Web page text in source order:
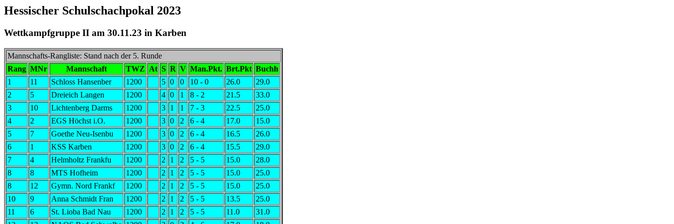
Hessischer Schulschachpokal 2023
Wettkampfgruppe II am 30.11.23 in Karben
Mannschafts-Rangliste: Stand nach der 5. Runde
Rang MNr Mannschaft TWZ At S R V Man.Pkt. Brt.Pkt Buchh
1
11 Schloss Hansenber 1200 5 0 0 10 - 0 26.0
29.0
2
5 Dreieich Langen 1200 4 0 1 8 - 2 21.5
33.0
3
10 Lichtenberg Darms 1200 3 1 1 7 - 3 22.5
25.0
4
2 EGS Höchst i.O. 1200 3 0 2 6 - 4 17.0
15.0
5
7 Goethe Neu-Isenbu 1200 3 0 2 6 - 4 16.5
26.0
6
1 KSS Karben 1200 3 0 2 6 - 4 15.5
29.0
7
4 Helmholtz Frankfu 1200 2 1 2 5 - 5 15.0
28.0
8
8 MTS Hofheim 1200 2 1 2 5 - 5 15.0
25.0
8
12 Gymn. Nord Frankf 1200 2 1 2 5 - 5 15.0
25.0
10
9 Anna Schmidt Fran 1200 2 1 2 5 - 5 13.5
25.0
11
6 St. Lioba Bad Nau 1200 2 1 2 5 - 5 11.0
31.0